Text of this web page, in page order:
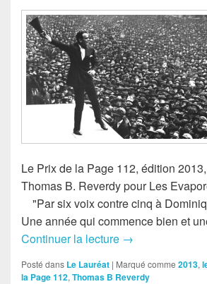
Le Prix de la Page 112, édition
Thomas B. Reverdy pour Les
"Par six voix contre cinq à
Une année qui commence bien et
Continuer la lecture Le lauréat 2013
→
Posté dans Le Lauréat | Marqué comme 2013,
la Page 112, Thomas B Reverdy